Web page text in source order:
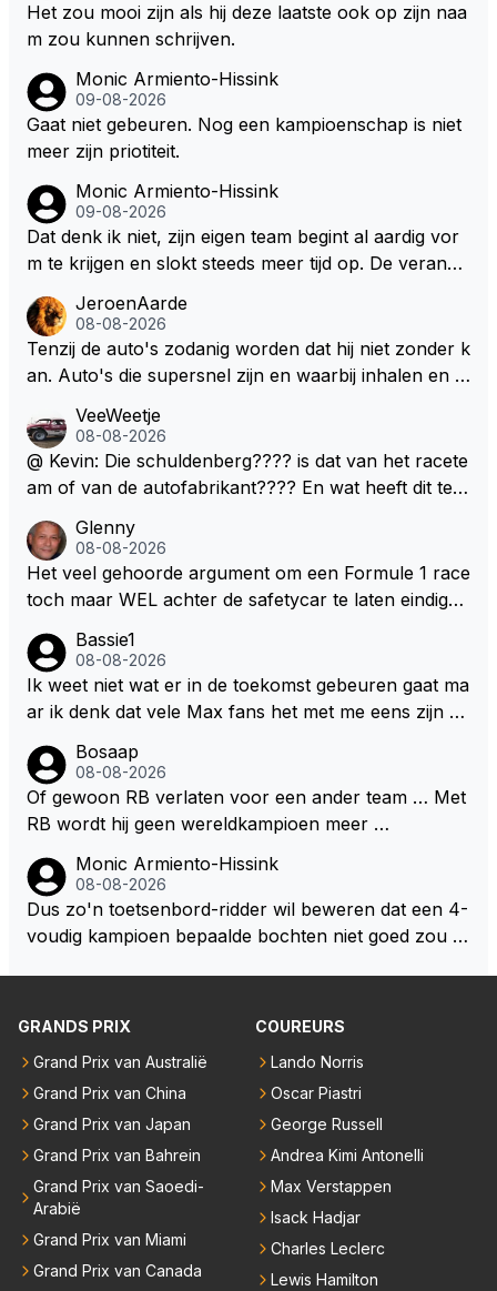
Het zou mooi zijn als hij deze laatste ook op zijn naa
m zou kunnen schrijven.
Monic Armiento-Hissink
09-08-2026
Gaat niet gebeuren. Nog een kampioenschap is niet
meer zijn priotiteit.
Monic Armiento-Hissink
09-08-2026
Dat denk ik niet, zijn eigen team begint al aardig vor
m te krijgen en slokt steeds meer tijd op. De verande
en zullen ben ik bang niet het gewenste effect hebb
en. Mocht het wel zo zijn dan zal het 3 jaar zijn, hoo
guit 5 jaar maar echt niet langer. Vergeet niet, hij hee
em meer plezier gebracht dan de F1 op dit moment.
JeroenAarde
08-08-2026
Tenzij de auto's zodanig worden dat hij niet zonder k
an. Auto's die supersnel zijn en waarbij inhalen en v
ronkende motoren en op de grenzen rijden van de
mogelijkheden. Het ouderwetse racen waarbij de ma
nnen en jongens verdeeld worden. Als deze auto's g
uden dan dat hij op dit moment beweerd. Dan kan hij
zijn talenten en uitzonderlijke klasse laten zien en he
eft daar enorm veel lol aan.
VeeWeetje
08-08-2026
@ Kevin: Die schuldenberg???? is dat van het racete
am of van de autofabrikant???? En wat heeft dit te
ert nu de spindoctor van newey geworden?? Eerlijk
gezegd snap ik de de kop én het artikel niet echt.
Glenny
08-08-2026
Het veel gehoorde argument om een Formule 1 race
toch maar WEL achter de safetycar te laten eindigen
dat men vreest voor een brandstof tekort. Kennelijk
rijden de teams met tot op de liter afgemeten peut...
Bassie1
08-08-2026
Ik weet niet wat er in de toekomst gebeuren gaat ma
ar ik denk dat vele Max fans het met me eens zijn da
zijn als Alonso samen met Max ergens in een vieren
twings uur race samen in een team zouden zitten. D
eze 2 coureurs zouden een fantastisch affiche zijn v
Bosaap
08-08-2026
Of gewoon RB verlaten voor een ander team … Met
RB wordt hij geen wereldkampioen meer …
Monic Armiento-Hissink
08-08-2026
Dus zo'n toetsenbord-ridder wil beweren dat een 4-
voudig kampioen bepaalde bochten niet goed zou n
GRANDS PRIX
Grand Prix van Australië
Grand Prix van China
Grand Prix van Japan
Grand Prix van Bahrein
Grand Prix van Saoedi-
Arabië
Grand Prix van Miami
Grand Prix van Canada
COUREURS
Lando Norris
Oscar Piastri
George Russell
Andrea Kimi Antonelli
Max Verstappen
Isack Hadjar
Charles Leclerc
Lewis Hamilton